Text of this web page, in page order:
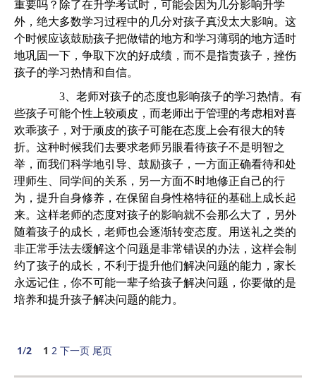
重要吗？除了在升学考试时，可能会因为几分影响升学
外，绝大多数学习过程中的几分对孩子真没太大影响。这
个时候应该鼓励孩子把做错的地方和学习薄弱的地方适时
地巩固一下，争取下次的好成绩，而不是指责孩子，挫伤
孩子的学习热情和自信。
3、老师对孩子的态度也影响孩子的学习热情。有
些孩子可能个性上较顽皮，而老师出于管理的考虑相对喜
欢乖孩子，对于顽皮的孩子可能在态度上会有很大的转
折。这种时候我们去要求老师另眼看待孩子不是明智之
举，而我们科学地引导、鼓励孩子，一方面正确看待和处
理师生、同学间的关系，另一方面不时地修正自己的行
为，提升自身修养，在保留自身性格特征的基础上成长起
来。这样老师的态度对孩子的影响就不会那么大了，另外
随着孩子的成长，老师也会逐渐转变态度。用送礼之类的
非正常手法去缓解这个问题是非常错误的办法，这样会制
约了孩子的成长，不利于提升他们解决问题的能力，家长
永远记住，你不可能一辈子给孩子解决问题，你要做的是
培养和提升孩子解决问题的能力。
1/2 1 2 下一页 尾页